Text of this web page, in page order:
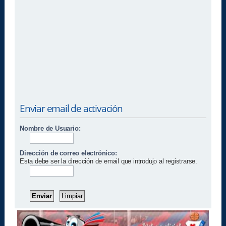
Enviar email de activación
Nombre de Usuario:
Dirección de correo electrónico:
Esta debe ser la dirección de email que introdujo al registrarse.